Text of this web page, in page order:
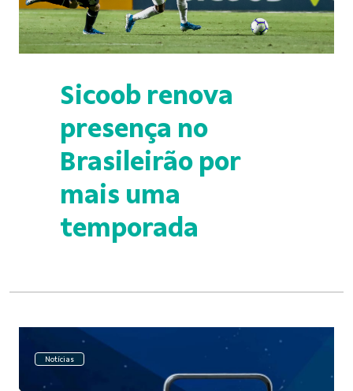
Sicoob renova
presença no
Brasileirão por
mais uma
temporada
Notícias